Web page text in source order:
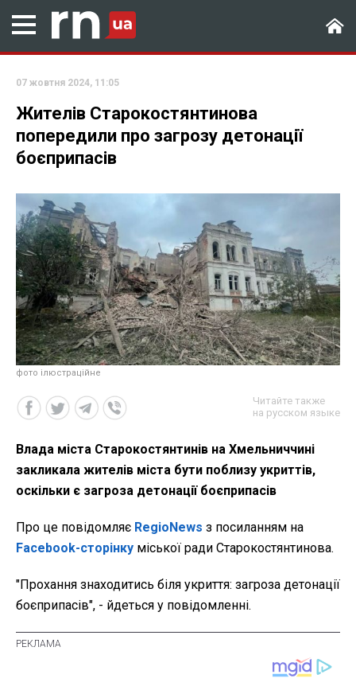
07 жовтня 2024, 11:05
Жителів Старокостянтинова
попередили про загрозу детонації
боєприпасів
фото ілюстраційне
Читайте также
на русском языке
Влада міста Старокостянтинів на Хмельниччині
закликала жителів міста бути поблизу укриттів,
оскільки є загроза детонації боєприпасів
Про це повідомляє RegioNews з посиланням на
Facebook-сторінку міської ради Старокостянтинова.
"Прохання знаходитись біля укриття: загроза детонації
боєприпасів", - йдеться у повідомленні.